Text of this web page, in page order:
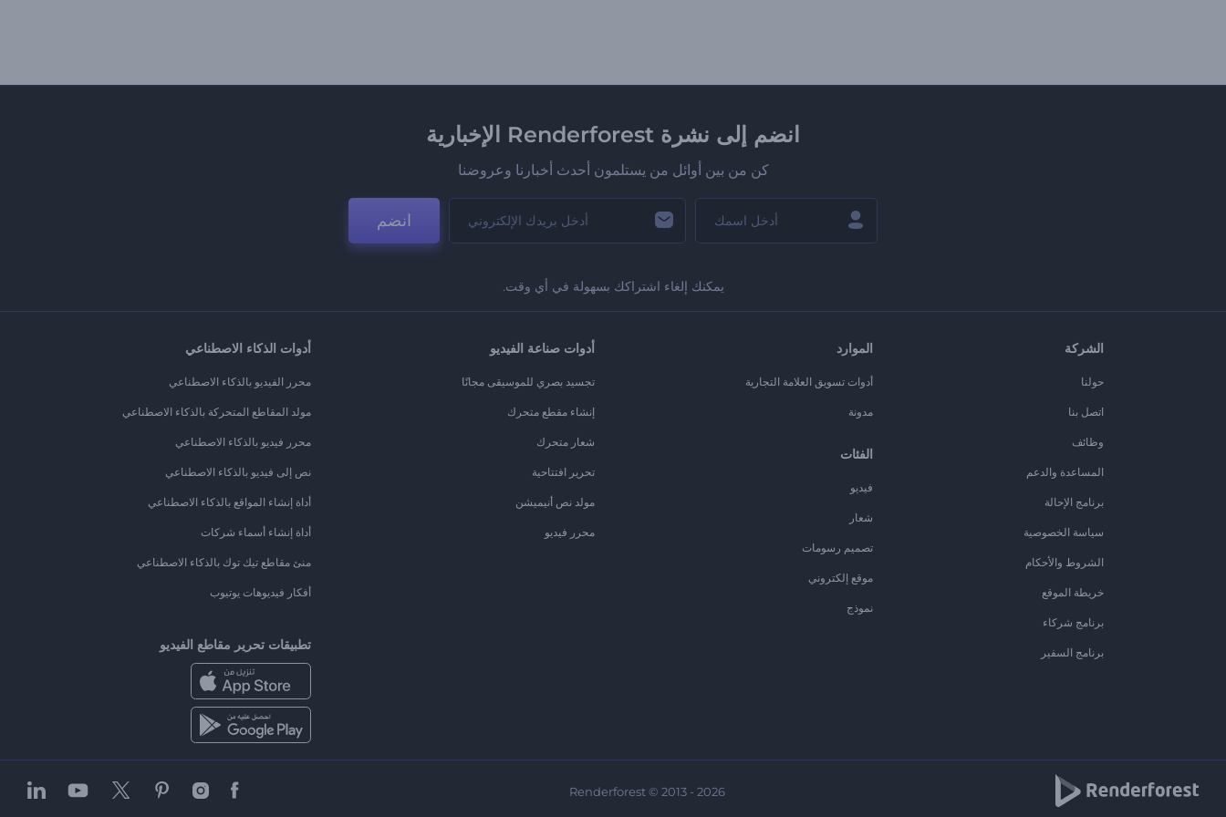
انضم إلى نشرة Renderforest الإخبارية
كن من بين أوائل من يستلمون أحدث أخبارنا وعروضنا
انضم
يمكنك إلغاء اشتراكك بسهولة في أي وقت.
الشركة
حولنا
اتصل بنا
وظائف
المساعدة والدعم
برنامج الإحالة
سياسة الخصوصية
الشروط والأحكام
خريطة الموقع
برنامج شركاء
برنامج السفير
الموارد
أدوات تسويق العلامة التجارية
مدونة
الفئات
فيديو
شعار
تصميم رسومات
موقع إلكتروني
نموذج
أدوات صناعة الفيديو
تجسيد بصري للموسيقى مجانًا
إنشاء مقطع متحرك
شعار متحرك
تحرير افتتاحية
مولد نص أنيميشن
محرر فيديو
أدوات الذكاء الاصطناعي
محرر الفيديو بالذكاء الاصطناعي
مولد المقاطع المتحركة بالذكاء الاصطناعي
محرر فيديو بالذكاء الاصطناعي
نص إلى فيديو بالذكاء الاصطناعي
أداة إنشاء المواقع بالذكاء الاصطناعي
أداة إنشاء أسماء شركات
منئ مقاطع تيك توك بالذكاء الاصطناعي
أفكار فيديوهات يوتيوب
تطبيقات تحرير مقاطع الفيديو
Renderforest © 2013 - 2026